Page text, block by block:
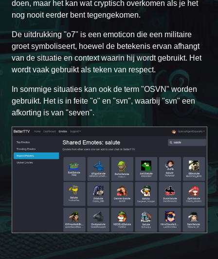
doen, maar het kan wat cryptisch overkomen als je het
nog nooit eerder bent tegengekomen.
De uitdrukking "o7" is een emoticon die een militaire
groet symboliseert, hoewel de betekenis ervan afhangt
van de situatie en context waarin hij wordt gebruikt. Het
wordt vaak gebruikt als teken van respect.
In sommige situaties kan ook de term "OSVN" worden
gebruikt. Het is in feite "o" en "svn", waarbij "svn" een
afkorting is van "seven".